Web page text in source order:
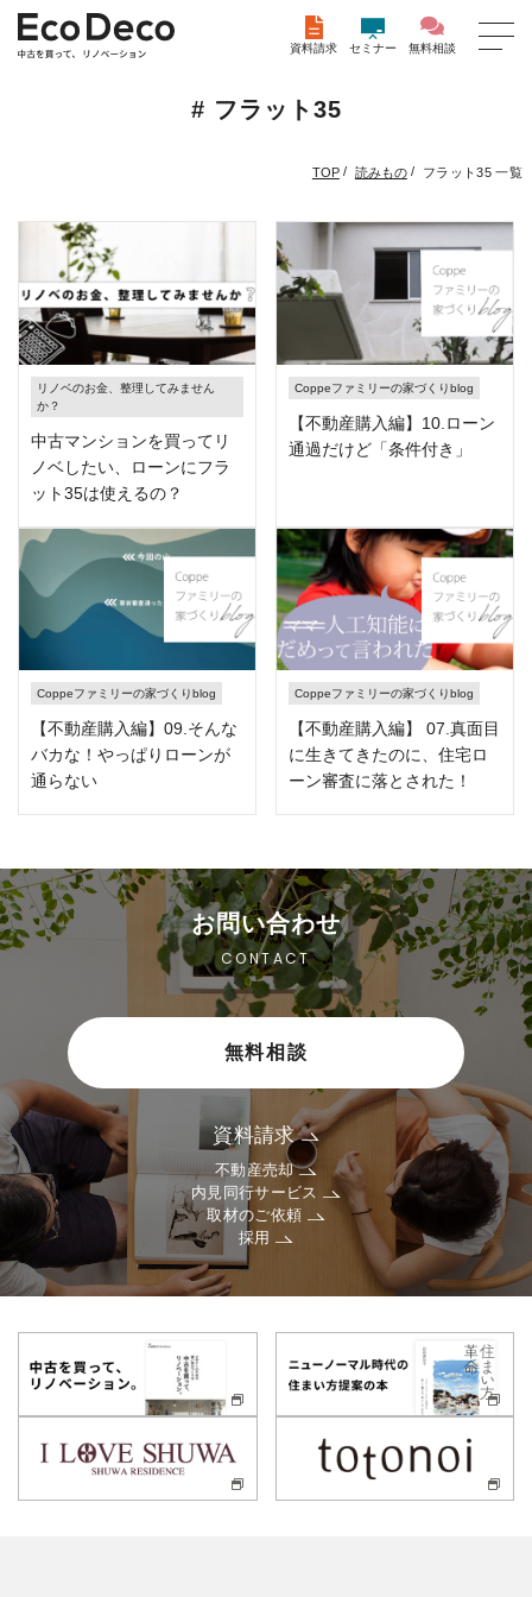
資料請求 セミナー 無料相談
# フラット35
TOP/ 読みもの/ フラット35 一覧
リノベのお金、整理してみません
か？
中古マンションを買ってリ
ノベしたい、ローンにフラ
ット35は使えるの？
Coppeファミリーの家づくりblog
【不動産購入編】10.ローン
通過だけど「条件付き」
Coppeファミリーの家づくりblog
【不動産購入編】09.そんな
バカな！やっぱりローンが
通らない
Coppeファミリーの家づくりblog
【不動産購入編】 07.真面目
に生きてきたのに、住宅ロ
ーン審査に落とされた！
お問い合わせ
CONTACT
無料相談
資料請求
不動産売却
内見同行サービス
取材のご依頼
採用